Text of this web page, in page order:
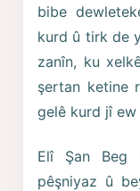
bibe
kurd û tirk de
zanîn, ku
şertan ketine
gelê kurd jî ew
Elî Şan Beg
pêşniyaz û